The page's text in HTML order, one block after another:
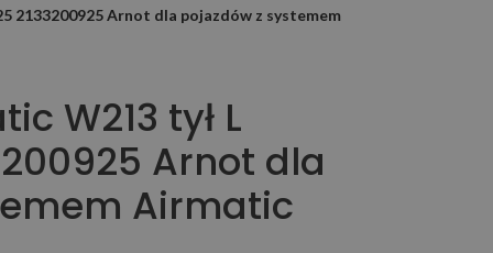
2133200925 Arnot dla pojazdów z systemem
W213 tył L
Arnot dla
Airmatic